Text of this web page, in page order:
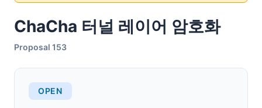
ChaCha 터널 레이어 암호화
Proposal 153
OPEN